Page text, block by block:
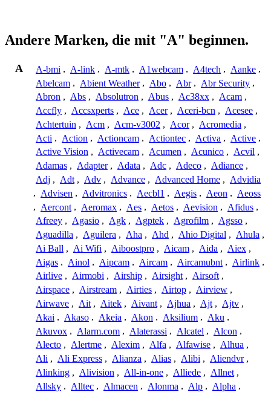
Andere Marken, die mit "A" beginnen.
A A-bmi , A-link , A-mtk , A1webcam , A4tech , Aanke ,
Abelcam , Abient Weather , Abo , Abr , Abr Security ,
Abron , Abs , Absolutron , Abus , Ac38xx , Acam ,
Accfly , Accsxperts , Ace , Acer , Aceri-bcn , Acesee ,
Achtertuin , Acm , Acm-v3002 , Acor , Acromedia ,
Acti , Action , Actioncam , Actiontec , Activa , Active ,
Active Vision , Activecam , Acumen , Acunico , Acvil ,
Adamas , Adapter , Adata , Adc , Adeco , Adiance ,
Adj , Adt , Adv , Advance , Advanced Home , Advidia
, Advisen , Advitronics , Aecbl1 , Aegis , Aeon , Aeoss
, Aercont , Aeromax , Aes , Aetos , Aevision , Afidus ,
Afreey , Agasio , Agk , Agptek , Agrofilm , Agsso ,
Aguadilla , Aguilera , Aha , Ahd , Ahio Digital , Ahula ,
Ai Ball , Ai Wifi , Aiboostpro , Aicam , Aida , Aiex ,
Aigas , Ainol , Aipcam , Aircam , Aircamubnt , Airlink ,
Airlive , Airmobi , Airship , Airsight , Airsoft ,
Airspace , Airstream , Airties , Airtop , Airview ,
Airwave , Ait , Aitek , Aivant , Ajhua , Ajt , Ajtv ,
Akai , Akaso , Akeia , Akon , Aksilium , Aku ,
Akuvox , Alarm.com , Alaterassi , Alcatel , Alcon ,
Alecto , Alertme , Alexim , Alfa , Alfawise , Alhua ,
Ali , Ali Express , Alianza , Alias , Alibi , Aliendvr ,
Alinking , Alivision , All-in-one , Alliede , Allnet ,
Allsky , Alltec , Almacen , Alonma , Alp , Alpha ,